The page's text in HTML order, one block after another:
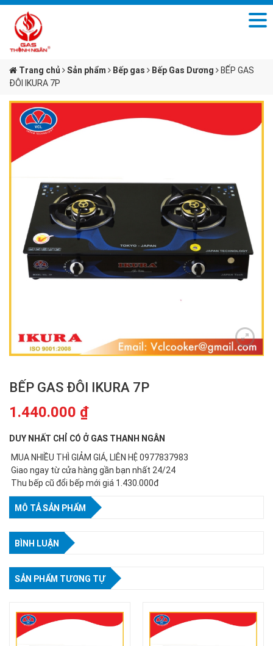
Trang chủ Sản phẩm Bếp gas Bếp Gas Dương
BẾP GAS
ĐÔI IKURA 7P
BẾP GAS ĐÔI IKURA 7P
1.440.000 ₫
DUY NHẤT CHỈ CÓ Ở GAS THANH NGÂN
MUA NHIỀU THÌ GIẢM GIÁ, LIÊN HỆ 0977837983
Giao ngay từ cửa hàng gần bạn nhất 24/24
Thu bếp cũ đổi bếp mới giá 1.430.000đ
MÔ TẢ SẢN PHẨM
BÌNH LUẬN
SẢN PHẨM TƯƠNG TỰ